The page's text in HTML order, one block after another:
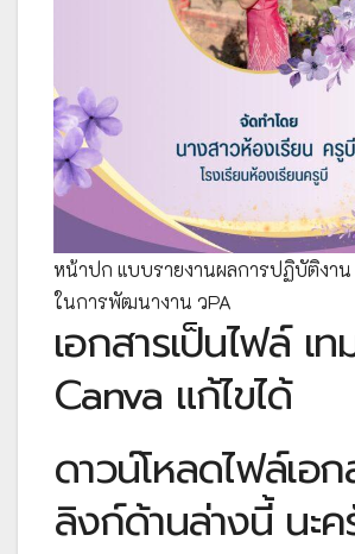
หน้าปก แบบรายงานผลการปฏิบัติงา
ในการพัฒนางาน วPA
เอกสารเป็นไฟล์ เ
Canva แก้ไขได้
ดาวน์โหลดไฟล์เอ
ลิงก์ด้านล่างนี้ นะ